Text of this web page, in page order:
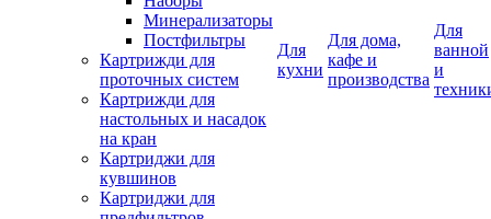
Минерализаторы
Постфильтры
Картрижди для
проточных систем
Картрижди для
настольных и насадок
на кран
Картриджи для
кувшинов
Картриджи для
Для
кухни
Для дома,
кафе и
производства
Для
ванной
и